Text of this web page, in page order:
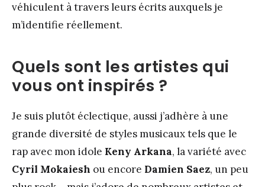
véhiculent à travers leurs écrits auxquels je
m’identifie réellement.
Quels sont les artistes qui
vous ont inspirés ?
Je suis plutôt éclectique, aussi j’adhère à une
grande diversité de styles musicaux tels que le
rap avec mon idole Keny Arkana, la variété avec
Cyril Mokaiesh ou encore Damien Saez, un peu